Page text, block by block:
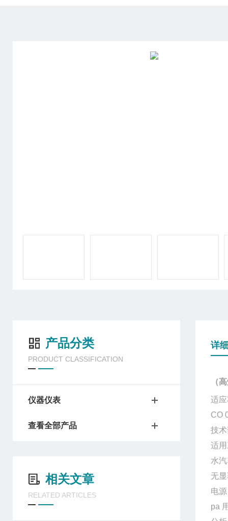
产品分类
PRODUCT CLASSIFICATION
仪器仪表
查看全部产品
相关文章
RELATED ARTICLES
详
（
适
CO
技
适
水
无
电
pa